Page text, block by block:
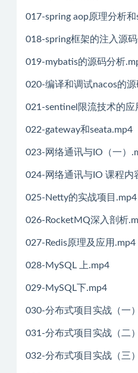
017-spring aop原理分析
018-spring框架的注入源
019-mybatis的源码分析
020-编译和调试nacos的
021-sentinel限流技术的应
022-gateway和seata.mp4
023-网络通讯与IO（一）
024-网络通讯与IO 课程内
025-Netty的实战项目.mp4
026-RocketMQ深入剖析
027-Redis原理及应用.mp4
028-MySQL 上.mp4
029-MySQL下.mp4
030-分布式项目实战（一
031-分布式项目实战（二
032-分布式项目实战（三